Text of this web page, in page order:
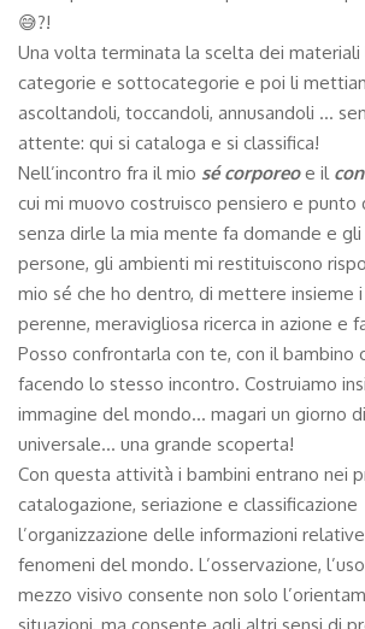
😅?!
Una volta terminata la scelta dei
categorie e sottocategorie e poi li
ascoltandoli, toccandoli, annusandoli …
attente: qui si cataloga e si classifica!
Nell’incontro fra il mio sé corporeoe il
cui mi muovo costruisco pensiero e punto
senza dirle la mia mente fa domande e
persone, gli ambienti mi restituiscono
mio sé che ho dentro, di mettere insieme
perenne, meravigliosa ricerca in azione e
Posso confrontarla con te, con il bambino
facendo lo stesso incontro. Costruiamo
immagine del mondo… magari un giorno
universale… una grande scoperta!
Con questa attività i bambini entrano nei
catalogazione, seriazione e
l’organizzazione delle informazioni
fenomeni del mondo. L’osservazione,
mezzo visivo consente non solo
situazioni, ma consente agli altri sensi di